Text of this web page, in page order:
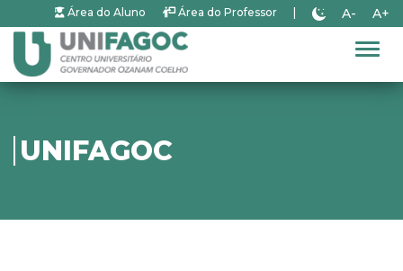
Área do Aluno Área do Professor A- A+
UNIFAGOC